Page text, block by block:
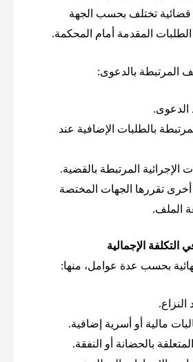
تختلف بحسب الجهة
المقدمة أمام المحكمة.
المرتبطة بالدعوى:
الدعوى.
بالطلبات الإضافية عند
الإجرائية المرتبطة بالقضية.
تقررها الجهات المختصة
الملف.
التكلفة الإجمالية
بحسب عدة عوامل، منها:
مالية أو أسرية إضافية.
بالحضانة أو النفقة.